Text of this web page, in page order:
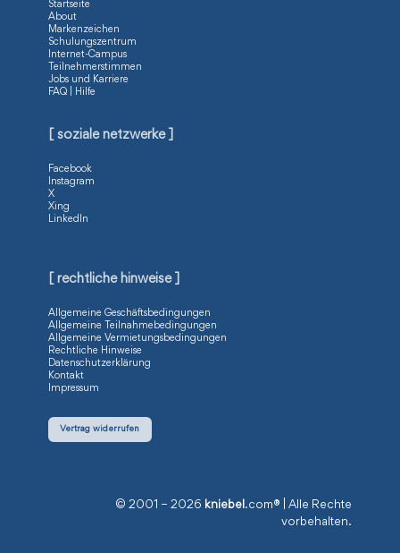
Startseite
About
Markenzeichen
Schulungszentrum
Internet-Campus
Teilnehmerstimmen
Jobs und Karriere
FAQ | Hilfe
[ soziale netzwerke ]
Facebook
Instagram
X
Xing
LinkedIn
[ rechtliche hinweise ]
Allgemeine Geschäftsbedingungen
Allgemeine Teilnahmebedingungen
Allgemeine Vermietungsbedingungen
Rechtliche Hinweise
Datenschutzerklärung
Kontakt
Impressum
Vertrag widerrufen
© 2001 – 2026 kniebel.com® | Alle Rechte
vorbehalten.